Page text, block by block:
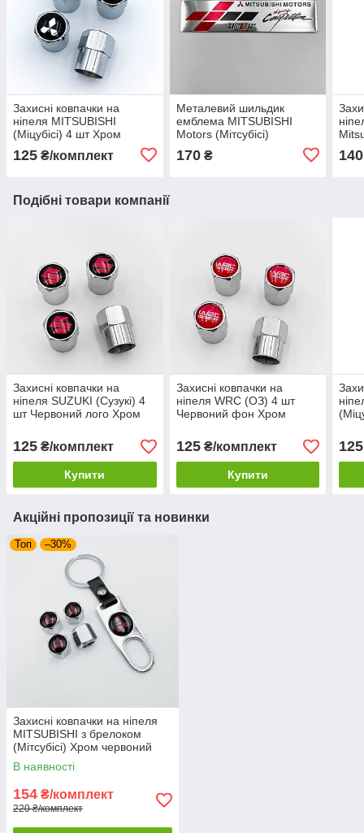
Захисні ковпачки на
ніпеля MITSUBISHI
(Міцубісі) 4 шт Хром
125 ₴/комплект
Металевий шильдик
емблема MITSUBISHI
Motors (Мітсубісі)
170₴ 140
Подібні товари компанії
Захисні ковпачки на
ніпеля SUZUKI (Сузукі) 4
шт Червоний лого Хром
125 ₴/комплект
Купити
Захисні ковпачки на
ніпеля WRC (ОЗ) 4 шт
Червоний фон Хром
125₴/комплект
Купити
125
Акційні пропозиції та новинки
Топ –30%
Захисні ковпачки на ніпеля
MITSUBISHI з брелоком
(Мітсубісі) Хром червоний
лого - 4 шт
В наявності
154 ₴/комплект
220 ₴/комплект